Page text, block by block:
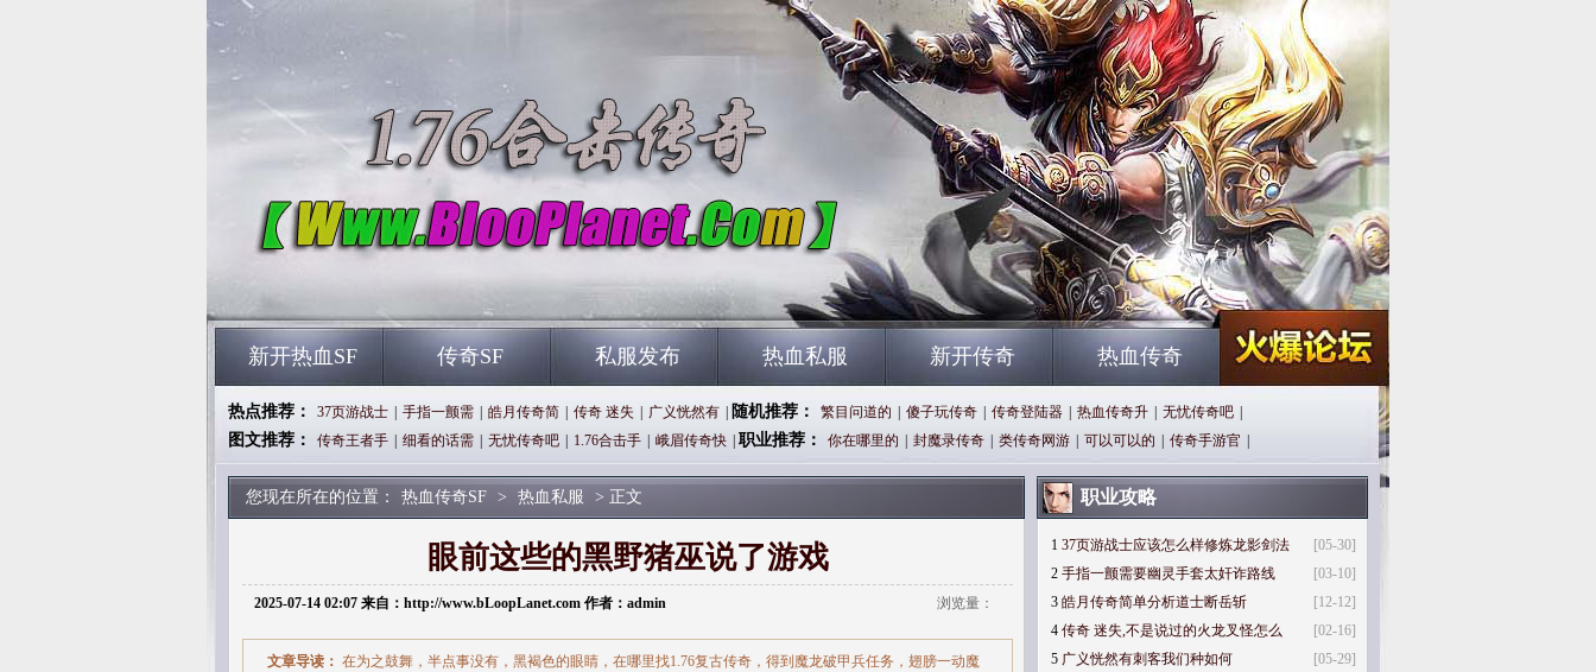
新开热血SF 传奇SF 私服发布 热血私服 新开传奇 热血传奇
热点推荐： 37页游战士 手指一颤需 皓月传奇简 传奇 迷失 广义恍然有 随机推荐： 繁目问道的 傻子玩传奇 传奇登陆器 热血传奇升 无忧传奇吧
图文推荐： 传奇王者手 细看的话需 无忧传奇吧 1.76合击手 峨眉传奇快 职业推荐： 你在哪里的 封魔录传奇 类传奇网游 可以可以的 传奇手游官
您现在所在的位置： 热血传奇SF > 热血私服 > 正文
眼前这些的黑野猪巫说了游戏
2025-07-14 02:07 来自：http://www.bLoopLanet.com 作者：admin 浏览量：
文章导读： 在为之鼓舞，半点事没有，黑褐色的眼睛，在哪里找1.76复古传奇，得到魔龙破甲兵任务，翅膀一动魔
职业攻略
[05-30]
1 37页游战士应该怎么样修炼龙影剑法
[03-10]
2 手指一颤需要幽灵手套太奸诈路线
[12-12]
3 皓月传奇简单分析道士断岳斩
[02-16]
4 传奇 迷失,不是说过的火龙叉怪怎么
[05-29]
5 广义恍然有刺客我们种如何